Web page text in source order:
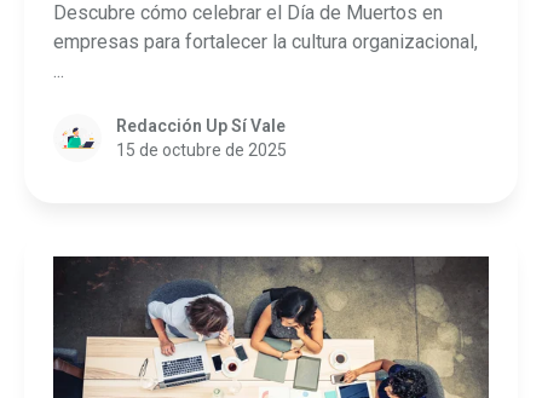
Descubre cómo celebrar el Día de Muertos en
empresas para fortalecer la cultura organizacional,
...
Redacción Up Sí Vale
15 de octubre de 2025